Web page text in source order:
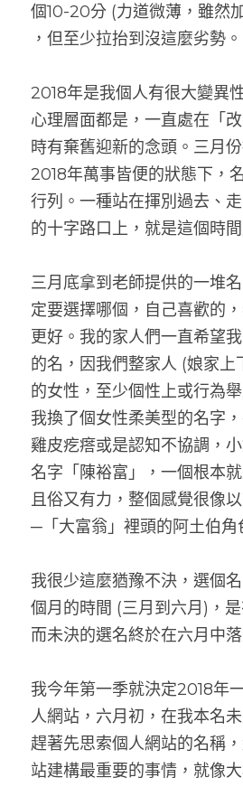
個10-20分 (力道微薄，雖然
，但至少拉抬到沒這麼劣勢。
2018年是我個人有很大變異
心理層面都是，一直處在「
時有棄舊迎新的念頭。三月
2018年萬事皆便的狀態下，
行列。一種站在揮別過去、
的十字路口上，就是這個時
三月底拿到老師提供的一堆
定要選擇哪個，自己喜歡的
更好。我的家人們一直希望
的名，因我們整家人 (娘家上
的女性，至少個性上或行為
我換了個女性柔美型的名字
雞皮疙瘩或是認知不協調，
名字「陳裕富」，一個根本
且俗又有力，整個感覺很像
─「大富翁」裡頭的阿土伯角
我很少這麼猶豫不決，選個
個月的時間 (三月到六月)，
而未決的選名終於在六月中落
我今年第一季就決定2018年
人網站，六月初，在我本名
趕著先思索個人網站的名稱
站建構最重要的事情，就像